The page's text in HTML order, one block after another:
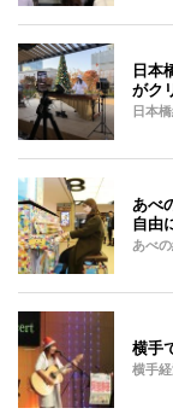
日本
がク
日本
あべ
自由
あべ
横手
横手